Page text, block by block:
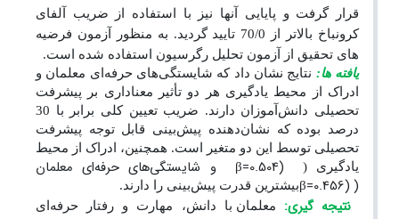
قرار گرفت و پایایی آنها نیز با استفاده از ضریب آلفای
کرونباخ بالاتر از 70/0 تایید گردید. به منظور آزمون فرضیه
های تحقیق از آزمون تحلیل رگرسیون استفاده شده است.
یافته ها: نتایج نشان داد که شایستگی‌های حرفه‌ای معلمان و
ادراک از محیط یادگیری هر دو تأثیر معناداری بر پیشرفت
تحصیلی دانش‌آموزان دارند. ضریب تعیین کلی برابر با 30
درصد بوده که نشان‌دهنده پیش‌بینی قابل توجه پیشرفت
تحصیلی توسط این دو متغیر است. همچنین، ادراک از محیط
یادگیری (
β=0.504)
و شایستگی‌های حرفه‌ای معلمان
(
β=0.456)بیشترین قدرت پیش‌بینی را دارند.
نتیجه گیری:
معلمان با دانش، مهارت و رفتار حرفه‌ای